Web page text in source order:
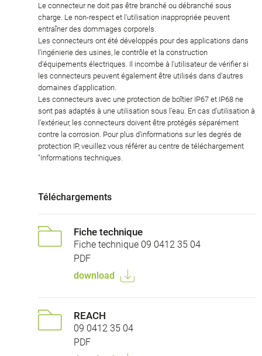
Le connecteur ne doit pas être branché ou débranché sous
charge. Le non-respect et l'utilisation inappropriée peuvent
entraîner des dommages corporels.
Les connecteurs ont été développés pour des applications dans
l'ingénierie des usines, le contrôle et la construction
d'équipements électriques. Il incombe à l'utilisateur de vérifier si
les connecteurs peuvent également être utilisés dans d'autres
domaines d'application.
Les connecteurs avec une protection de boîtier IP67 et IP68 ne
sont pas adaptés à une utilisation sous l'eau. En cas d'utilisation à
l'extérieur, les connecteurs doivent être protégés séparément
contre la corrosion. Pour plus d'informations sur les degrés de
protection IP, veuillez vous référer au centre de téléchargement
"Informations techniques.
Téléchargements
Fiche technique
Fiche technique 09 0412 35 04
PDF
download
REACH
09 0412 35 04
PDF